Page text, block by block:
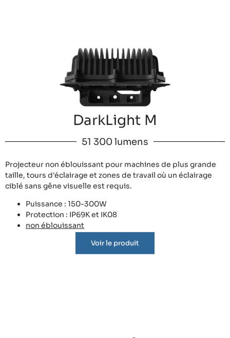
DarkLight M
51 300 lumens
Projecteur non éblouissant pour machines de plus grande
taille, tours d'éclairage et zones de travail où un éclairage
ciblé sans gêne visuelle est requis.
Puissance : 150-300W
Protection : IP69K et IK08
non éblouissant
Voir le produit